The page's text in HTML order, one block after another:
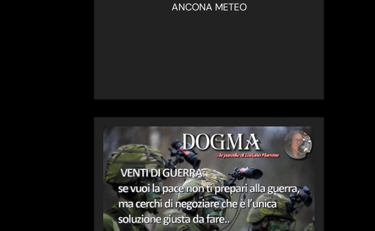
ANCONA METEO